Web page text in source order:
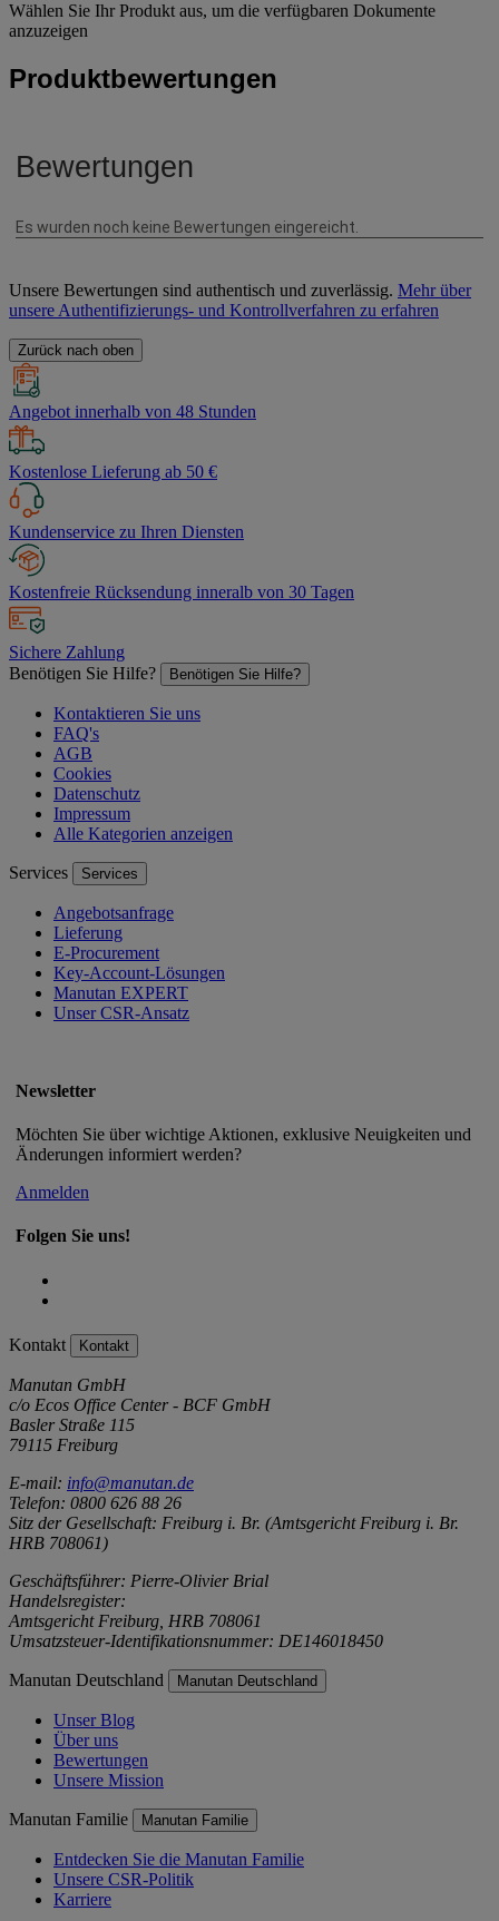
Wählen Sie Ihr Produkt aus, um die verfügbaren Dokumente
anzuzeigen
Produktbewertungen
Unsere Bewertungen sind authentisch und zuverlässig. Mehr über
unsere Authentifizierungs- und Kontrollverfahren zu erfahren
Zurück nach oben
Angebot innerhalb von 48 Stunden
Kostenlose Lieferung ab 50 €
Kundenservice zu Ihren Diensten
Kostenfreie Rücksendung inneralb von 30 Tagen
Sichere Zahlung
Benötigen Sie Hilfe?
Benötigen Sie Hilfe?
Kontaktieren Sie uns
FAQ's
AGB
Cookies
Datenschutz
Impressum
Alle Kategorien anzeigen
Services Services
Angebotsanfrage
Lieferung
E-Procurement
Key-Account-Lösungen
Manutan EXPERT
Unser CSR-Ansatz
Newsletter
Möchten Sie über wichtige Aktionen, exklusive Neuigkeiten und
Änderungen informiert werden?
Anmelden
Folgen Sie uns!
Kontakt Kontakt
Manutan GmbH
c/o Ecos Office Center - BCF GmbH
Basler Straße 115
79115 Freiburg
E-mail: info@manutan.de
Telefon: 0800 626 88 26
Sitz der Gesellschaft: Freiburg i. Br. (Amtsgericht Freiburg i. Br.
HRB 708061)
Geschäftsführer: Pierre-Olivier Brial
Handelsregister:
Amtsgericht Freiburg, HRB 708061
Umsatzsteuer-Identifikationsnummer: DE146018450
Manutan Deutschland Manutan Deutschland
Unser Blog
Über uns
Bewertungen
Unsere Mission
Manutan Familie Manutan Familie
Entdecken Sie die Manutan Familie
Unsere CSR-Politik
Karriere